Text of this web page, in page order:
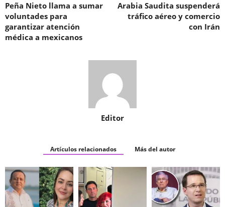
Peña Nieto llama a sumar
voluntades para
garantizar atención
médica a mexicanos
Arabia Saudita suspenderá
tráfico aéreo y comercio
con Irán
Editor
Artículos relacionados Más del autor